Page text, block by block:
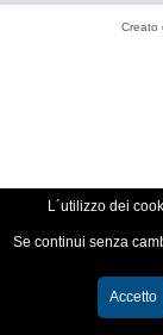
Creato
L´utilizzo dei
Se continui senza
Accetto